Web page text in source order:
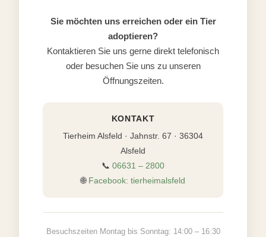
Sie möchten uns erreichen oder ein Tier
adoptieren?
Kontaktieren Sie uns gerne direkt telefonisch
oder besuchen Sie uns zu unseren
Öffnungszeiten.
KONTAKT
Tierheim Alsfeld · Jahnstr. 67 · 36304
Alsfeld
📞 06631 – 2800
🌐 Facebook: tierheimalsfeld
Besuchszeiten Montag bis Sonntag: 14:00 – 16:30